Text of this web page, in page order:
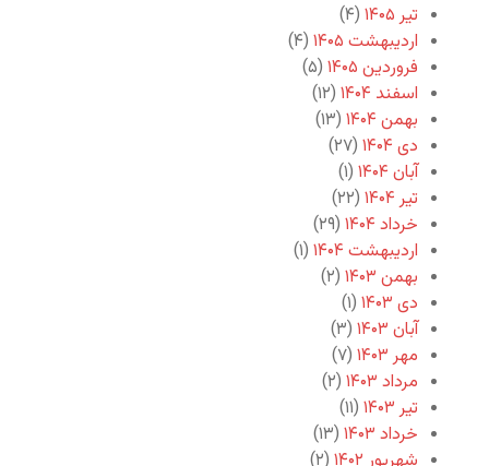
تیر ۱۴۰۵
(۴)
اردیبهشت ۱۴۰۵
(۴)
فروردین ۱۴۰۵
(۵)
اسفند ۱۴۰۴
(۱۲)
بهمن ۱۴۰۴
(۱۳)
دی ۱۴۰۴
(۲۷)
آبان ۱۴۰۴
(۱)
تیر ۱۴۰۴
(۲۲)
خرداد ۱۴۰۴
(۲۹)
اردیبهشت ۱۴۰۴
(۱)
بهمن ۱۴۰۳
(۲)
دی ۱۴۰۳
(۱)
آبان ۱۴۰۳
(۳)
مهر ۱۴۰۳
(۷)
مرداد ۱۴۰۳
(۲)
تیر ۱۴۰۳
(۱۱)
خرداد ۱۴۰۳
(۱۳)